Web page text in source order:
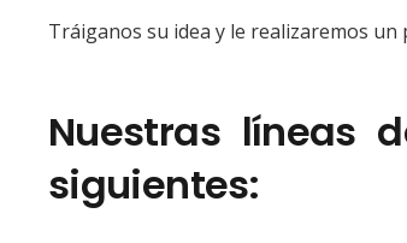
Tráiganos su idea y le realizaremos
Nuestras líneas
siguientes: